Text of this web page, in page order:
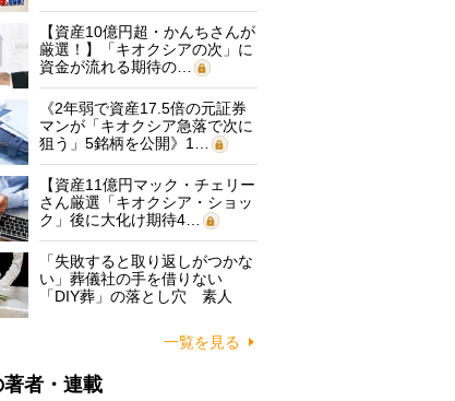
【資産10億円超・かんちさんが
厳選！】「キオクシアの次」に
資金が流れる期待の…
《2年弱で資産17.5倍の元証券
マンが「キオクシア急落で次に
狙う」5銘柄を公開》1…
【資産11億円マック・チェリー
さん厳選「キオクシア・ショッ
ク」後に大化け期待4…
「失敗すると取り返しがつかな
い」葬儀社の手を借りない
「DIY葬」の落とし穴 素人
一覧を見る
者・連載